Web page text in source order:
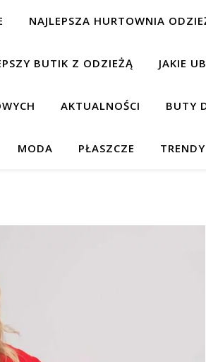
NAJLEPSZA HURTOWNIA
BUTIK Z ODZIEŻĄ JAKIE
AKTUALNOŚCI BUTY
MODA PŁASZCZE TRENDY